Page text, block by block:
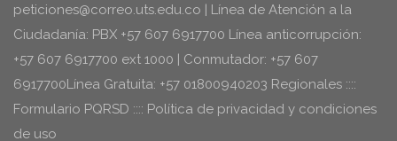
peticiones@correo.uts.edu.co | Línea de Atención a la
Ciudadanía: PBX +57 607 6917700 Línea anticorrupción:
+57 607 6917700 ext 1000 | Conmutador: +57 607
6917700Línea Gratuita: +57 01800940203 Regionales ::::
Formulario PQRSD :::: Política de privacidad y condiciones
de uso